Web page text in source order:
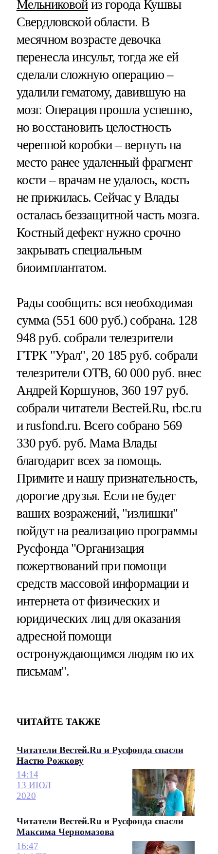
Мельниковойиз города Кушвы
Свердловской области. В
месячном возрасте девочка
перенесла инсульт, тогда же ей
сделали сложную операцию –
удалили гематому, давившую на
мозг. Операция прошла успешно,
но восстановить целостность
черепной коробки – вернуть на
место ранее удаленный фрагмент
кости – врачам не удалось, кость
не прижилась. Сейчас у Влады
осталась беззащитной часть мозга.
Костный дефект нужно срочно
закрывать специальным
биоимплантатом.
Рады сообщить: вся необходимая
сумма (551 600 руб.) собрана. 128
948 руб. собрали телезрители
ГТРК "Урал", 20 185 руб. собрали
телезрители ОТВ, 60 000 руб. внес
Андрей Коршунов, 360 197 руб.
собрали читатели Вестей.Ru, rbc.ru
и rusfond.ru. Всего собрано 569
330 руб. руб. Мама Влады
благодарит всех за помощь.
Примите и нашу признательность,
дорогие друзья. Если не будет
ваших возражений, "излишки"
пойдут на реализацию программы
Русфонда "Организация
пожертвований при помощи
средств массовой информации и
интернета от физических и
юридических лиц для оказания
адресной помощи
остронуждающимся людям по их
письмам".
ЧИТАЙТЕ ТАКЖЕ
Читатели Вестей.Ru и Русфонда спасли
Настю Рожкову
14:14
13 ИЮЛ
2020
Читатели Вестей.Ru и Русфонда спасли
Максима Черномазова
16:47